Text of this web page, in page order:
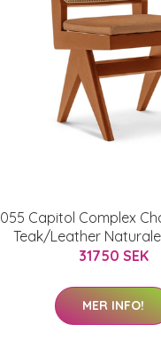
055 Capitol Complex
Teak/Leather
31750 SEK
MER INFO!